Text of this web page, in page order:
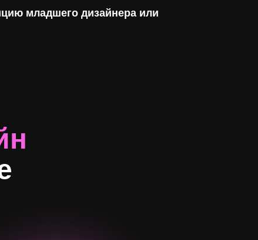
младшего дизайнера или